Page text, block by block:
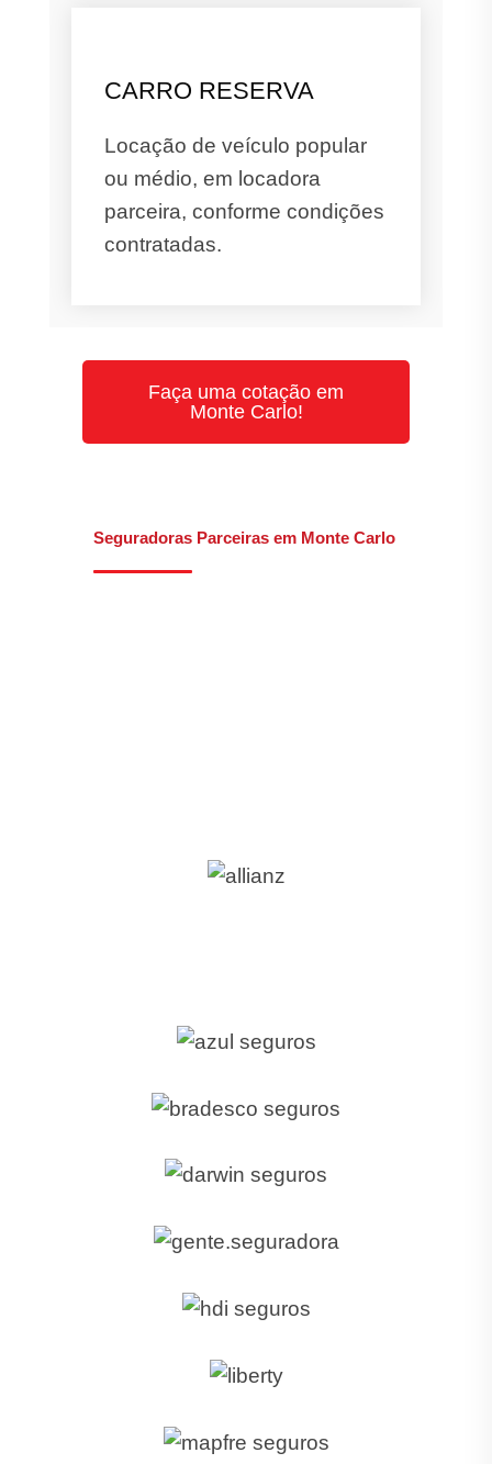
CARRO RESERVA
Locação de veículo popular
ou médio, em locadora
parceira, conforme condições
contratadas.
Faça uma cotação em
Monte Carlo!
Seguradoras Parceiras em Monte Carlo